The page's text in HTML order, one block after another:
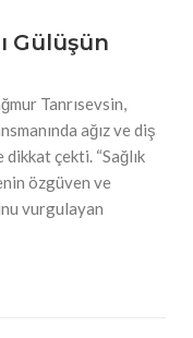
Gülüşün
Tanrısevsin,
ağız ve diş
dikkat çekti. “Sağlık
özgüven ve
vurgulayan